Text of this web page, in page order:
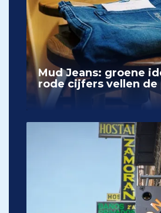
Mud Jeans: groene
rode cijfers vellen de